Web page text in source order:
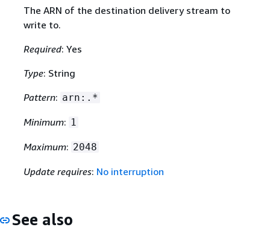
The ARN of the destination delivery stream to
write to.
Required: Yes
Type: String
Pattern: arn:.*
Minimum: 1
Maximum: 2048
Update requires: No interruption
See also